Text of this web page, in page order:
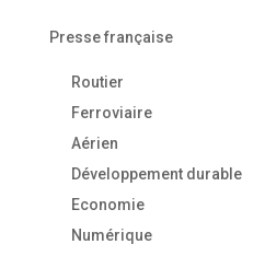
Presse française
Routier
Ferroviaire
Aérien
Développement durable
Economie
Numérique